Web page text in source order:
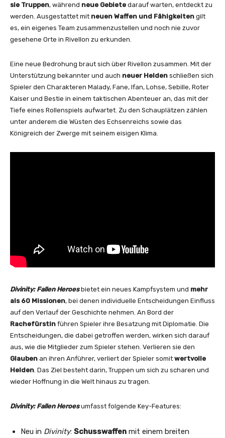
sie Truppen, während neue Gebiete darauf warten, entdeckt zu
werden. Ausgestattet mit neuen Waffen und Fähigkeiten gilt
es, ein eigenes Team zusammenzustellen und noch nie zuvor
gesehene Orte in Rivellon zu erkunden.
Eine neue Bedrohung braut sich über Rivellon zusammen. Mit der
Unterstützung bekannter und auch neuer Helden schließen sich
Spieler den Charakteren Malady, Fane, Ifan, Lohse, Sebille, Roter
Kaiser und Bestie in einem taktischen Abenteuer an, das mit der
Tiefe eines Rollenspiels aufwartet. Zu den Schauplätzen zählen
unter anderem die Wüsten des Echsenreichs sowie das
Königreich der Zwerge mit seinem eisigen Klima.
Divinity: Fallen Heroesbietet ein neues Kampfsystem und mehr
als 60 Missionen, bei denen individuelle Entscheidungen Einfluss
auf den Verlauf der Geschichte nehmen. An Bord der
Rachefürstin führen Spieler ihre Besatzung mit Diplomatie. Die
Entscheidungen, die dabei getroffen werden, wirken sich darauf
aus, wie die Mitglieder zum Spieler stehen. Verlieren sie den
Glauben an ihren Anführer, verliert der Spieler somit wertvolle
Helden. Das Ziel besteht darin, Truppen um sich zu scharen und
wieder Hoffnung in die Welt hinaus zu tragen.
Divinity: Fallen Heroesumfasst folgende Key-Features:
Neu in Divinity: Schusswaffen mit einem breiten